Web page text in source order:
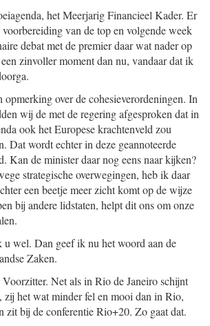
het Meerjarig Financieel Kader. Er
van de top en volgende week
debat met de premier daar wat nader op
zinvoller moment dan nu, vandaar dat ik
over de cohesieverordeningen. In
wij de met de regering afgesproken dat in
ook het Europese krachtenveld zou
Dat wordt echter in deze geannoteerde
Kan de minister daar nog eens naar kijken?
strategische overwegingen, heb ik daar
een beetje meer zicht komt op de wijze
bij andere lidstaten, helpt dit ons om onze
u wel. Dan geef ik nu het woord aan de
Zaken.
Voorzitter. Net als in Rio de Janeiro schijnt
zij het wat minder fel en mooi dan in Rio,
zit bij de conferentie Rio+20. Zo gaat dat.